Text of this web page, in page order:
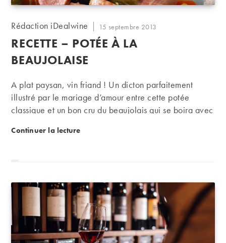
Auteur/autrice
la
publication :
Rédaction iDealwine
Publication
publiée :
15 septembre 2013
RECETTE – POTÉE À LA
BEAUJOLAISE
A plat paysan, vin friand ! Un dicton parfaitement
illustré par le mariage d’amour entre cette potée
classique et un bon cru du beaujolais qui se boira avec
Continuer la lectureRecette – Potée à la beaujolaise